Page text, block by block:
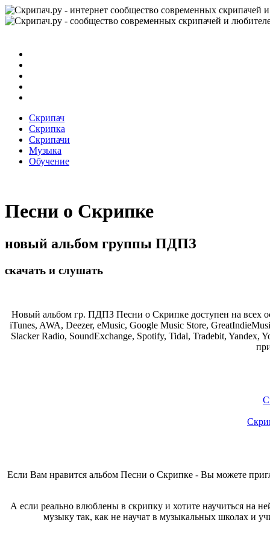
Скрипач
Скрипка
Скрипачи
Музыка
Обучение
Песни о Скрипке
новый альбом группы ПДПЗ
скачать и слушать
Новый альбом гр. ПДПЗ Песни о Скрипке доступен на всех
iTunes, AWA, Deezer, eMusic, Google Music Store,
Slacker Radio, SoundExchange, Spotify, Tidal, Tradebit,
Если Вам нравится альбом Песни о Скрипке - Вы можете
А если реально влюблены в скрипку и хотите научиться на
музыку так, как не научат в музыкальных школах и